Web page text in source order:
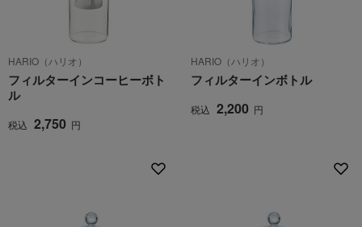
HARIO（ハリオ）
フィルターインコーヒーボト
ル
税込 2,750 円
HARIO（ハリオ）
フィルターインボトル
税込 2,200 円